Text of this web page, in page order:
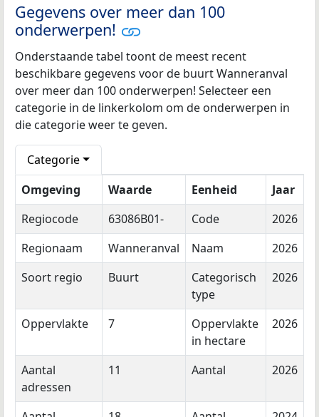
Gegevens over meer dan 100
onderwerpen!
Onderstaande tabel toont de meest recent
beschikbare gegevens voor de buurt Wanneranval
over meer dan 100 onderwerpen! Selecteer een
categorie in de linkerkolom om de onderwerpen in
die categorie weer te geven.
Categorie
Omgeving
Waarde Eenheid
Jaar
Regiocode
63086B01- Code
2026
Regionaam
Wanneranval Naam
2026
Soort regio
Buurt
Categorisch
type
2026
Oppervlakte 7
Oppervlakte
in hectare
2026
Aantal
adressen
11 Aantal 2026